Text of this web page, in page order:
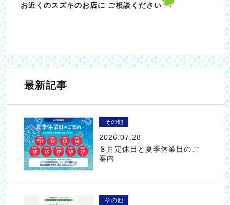
お近くのスズキのお店に ご相談ください
最新記事
その他
2026.07.28
８月定休日と夏季休業日のご
案内
その他